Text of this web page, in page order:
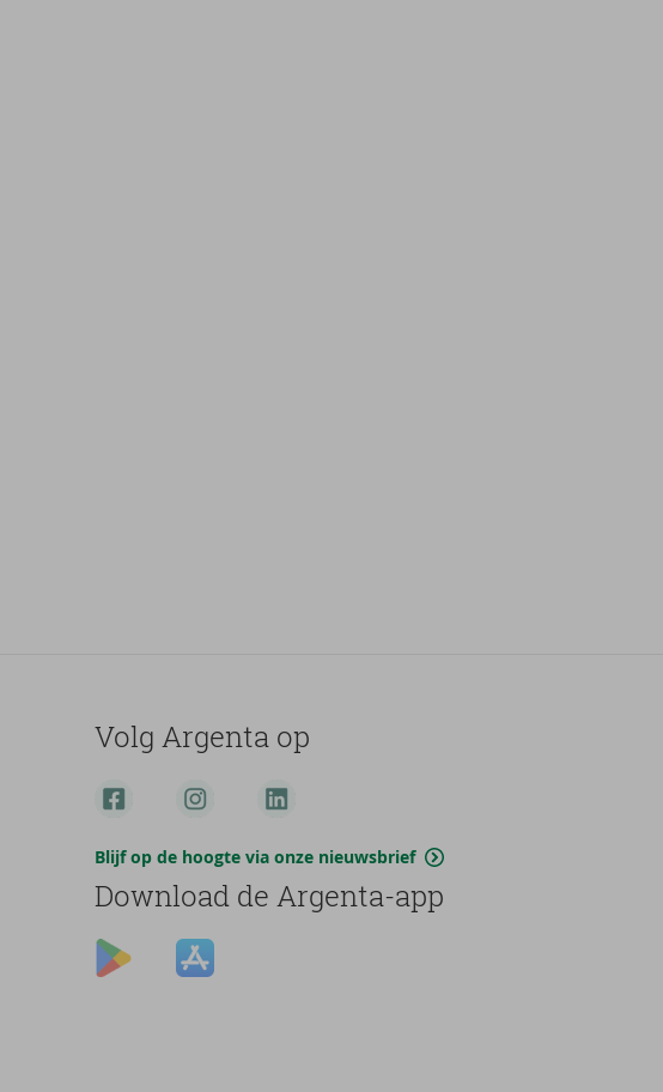
Volg Argenta op
Blijf op de hoogte via onze nieuwsbrief
Download de Argenta-app